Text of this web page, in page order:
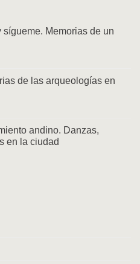
sígueme. Memorias de un
de las arqueologías en
andino. Danzas,
en la ciudad